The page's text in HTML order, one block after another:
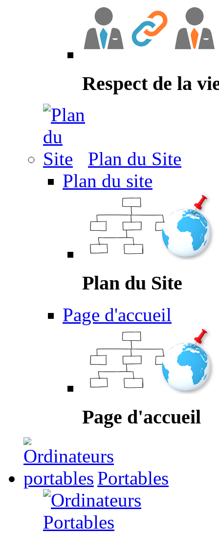
Respect de la
Plan du Site
Plan du site
Plan du Site
Page d'accueil
Page d'accueil
Portables